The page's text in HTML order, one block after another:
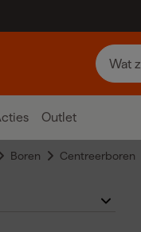
Outlet
Boren Centreerboren